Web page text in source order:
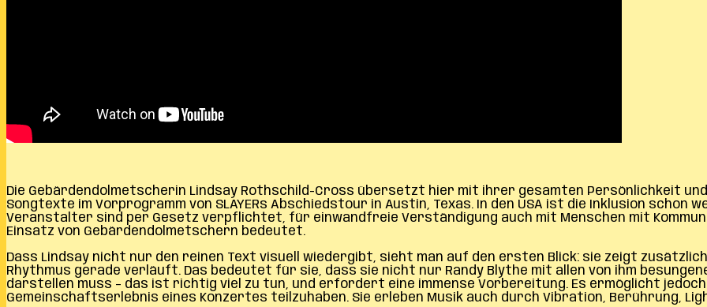
Die Gebärdendolmetscherin Lindsay Rothschild-Cross übersetzt hier mit ihrer gesamten Persönlichkeit und
Songtexte im Vorprogramm von SLAYERs Abschiedstour in Austin, Texas. In den USA ist die Inklusion
Veranstalter sind per Gesetz verpflichtet, für einwandfreie Verständigung auch mit Menschen mit
Einsatz von Gebärdendolmetschern bedeutet.
Dass Lindsay nicht nur den reinen Text visuell wiedergibt, sieht man auf den ersten Blick: sie zeigt
Rhythmus gerade verläuft. Das bedeutet für sie, dass sie nicht nur Randy Blythe mit allen von ihm
darstellen muss – das ist richtig viel zu tun, und erfordert eine immense Vorbereitung. Es ermöglicht
Gemeinschaftserlebnis eines Konzertes teilzuhaben. Sie erleben Musik auch durch Vibration, Berührung,